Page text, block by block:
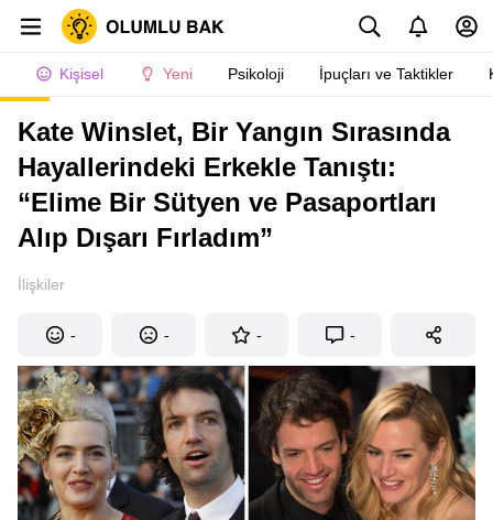
Kişisel Yeni Psikoloji İpuçları ve Taktikler
Kate Winslet, Bir Yangın Sırasında
Hayallerindeki Erkekle Tanıştı:
“Elime Bir Sütyen ve Pasaportları
Alıp Dışarı Fırladım”
İlişkiler
- - - -